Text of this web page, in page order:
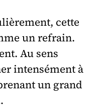
cette
un refrain.
Au sens
intensément à
un grand